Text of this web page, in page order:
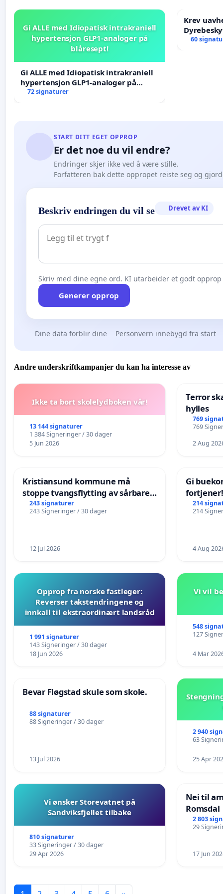
Gi ALLE med Idiopatisk intrakraniell
hypertensjon GLP1-analoger på
blåresept!
Gi ALLE med Idiopatisk intrakraniell
hypertensjon GLP1-analoger på
blåresept!
72 signaturer
Krev
60
START DITT EGET OPPROP
Er det noe du vil endre?
Endringer skjer ikke ved å være stille.
Forfatteren bak dette oppropet reiste seg og
Beskriv endringen du vil se Drevet av KI
Skriv med dine egne ord. KI utarbeider et godt
Generer opprop
Dine data forblir dine Personvern innebygd fra start
Andre underskriftkampanjer du kan ha interesse av
Ikke ta bort skolelydboken vår!
13 144 signaturer
1 384 Signeringer / 30 dager
5 Jun 2026
Terror
hylles
769
769
2 Aug
Kristiansund kommune må
stoppe tvangsflytting av sårbare
eldre
243 signaturer
243 Signeringer / 30 dager
12 Jul 2026
Gi
fortjener!
214
214
4 Aug
Opprop fra norske fastleger:
Reverser takstendringene og
innkall til ekstraordinært landsråd
1 991 signaturer
143 Signeringer / 30 dager
18 Jun 2026
Vi vil
548
127
4 Mar
Bevar Fløgstad skule som skole.
88 signaturer
88 Signeringer / 30 dager
13 Jul 2026
2 940
63
25 Apr
Vi ønsker Storevatnet på
Sandviksfjellet tilbake
810 signaturer
33 Signeringer / 30 dager
29 Apr 2026
Nei til
Romsdal
2 803
29
17 Jun